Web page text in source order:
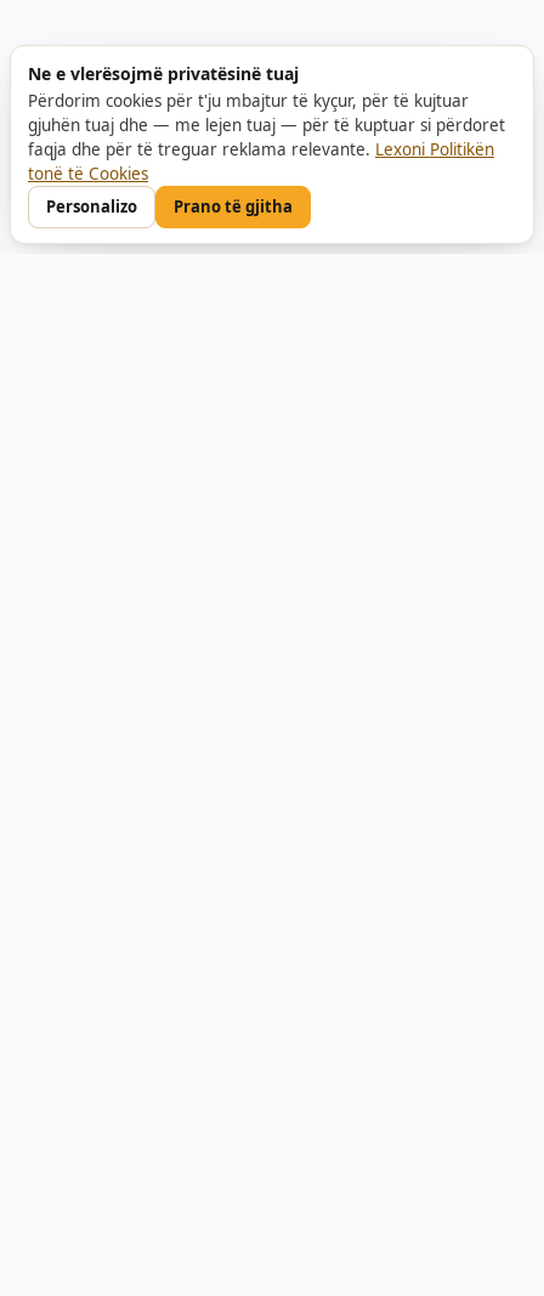
Ne e vlerësojmë privatësinë tuaj
Përdorim cookies për t'ju mbajtur të kyçur, për të kujtuar
gjuhën tuaj dhe — me lejen tuaj — për të kuptuar si përdoret
faqja dhe për të treguar reklama relevante. Lexoni Politikën
tonë të Cookies
Personalizo
Prano të gjitha